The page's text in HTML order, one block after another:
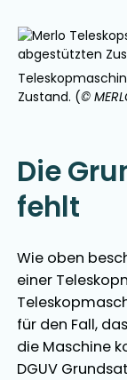
Zustand. (©
Die
fehlt
Wie oben
einer
für den Fall,
die Maschine
DGUV